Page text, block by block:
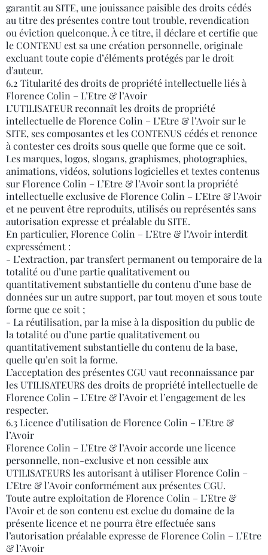
garantit au SITE, une jouissance paisible des droits cédés
au titre des présentes contre tout trouble, revendication
ou éviction quelconque. À ce titre, il déclare et certifie que
le CONTENU est sa une création personnelle, originale
excluant toute copie d’éléments protégés par le droit
d’auteur.
6.2 Titularité des droits de propriété intellectuelle liés à
Florence Colin – L’Etre & l’Avoir
L’UTILISATEUR reconnaît les droits de propriété
intellectuelle de Florence Colin – L’Etre & l’Avoir sur le
SITE, ses composantes et les CONTENUS cédés et renonce
à contester ces droits sous quelle que forme que ce soit.
Les marques, logos, slogans, graphismes, photographies,
animations, vidéos, solutions logicielles et textes contenus
sur Florence Colin – L’Etre & l’Avoir sont la propriété
intellectuelle exclusive de Florence Colin – L’Etre & l’Avoir
et ne peuvent être reproduits, utilisés ou représentés sans
autorisation expresse et préalable du SITE.
En particulier, Florence Colin – L’Etre & l’Avoir interdit
expressément :
- L’extraction, par transfert permanent ou temporaire de la
totalité ou d’une partie qualitativement ou
quantitativement substantielle du contenu d’une base de
données sur un autre support, par tout moyen et sous toute
forme que ce soit ;
- La réutilisation, par la mise à la disposition du public de
la totalité ou d’une partie qualitativement ou
quantitativement substantielle du contenu de la base,
quelle qu’en soit la forme.
L’acceptation des présentes CGU vaut reconnaissance par
les UTILISATEURS des droits de propriété intellectuelle de
Florence Colin – L’Etre & l’Avoir et l’engagement de les
respecter.
6.3 Licence d’utilisation de Florence Colin – L’Etre &
l’Avoir
Florence Colin – L’Etre & l’Avoir accorde une licence
personnelle, non-exclusive et non cessible aux
UTILISATEURS les autorisant à utiliser Florence Colin –
L’Etre & l’Avoir conformément aux présentes CGU.
Toute autre exploitation de Florence Colin – L’Etre &
l’Avoir et de son contenu est exclue du domaine de la
présente licence et ne pourra être effectuée sans
l’autorisation préalable expresse de Florence Colin – L’Etre
& l’Avoir